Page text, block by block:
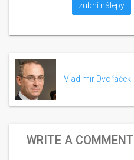
zubní nálepy
Vladimír Dvořáček
WRITE A COMMENT